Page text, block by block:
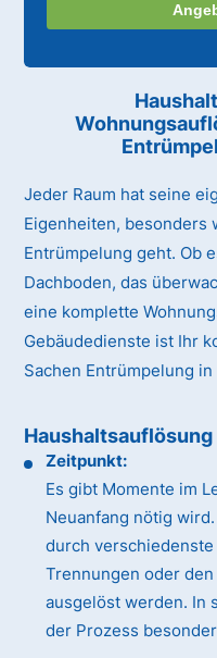
Jeder Raum hat seine
Eigenheiten, besonders
Entrümpelung geht. Ob
Dachboden, das
eine komplette
Gebäudedienste ist Ihr
Sachen Entrümpelung
Zeitpunkt:
Es gibt Momente im
Neuanfang nötig
durch
Trennungen oder
ausgelöst werden. In
der Prozess